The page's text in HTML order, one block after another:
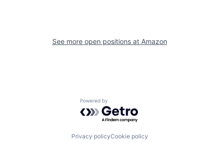
See more open positions at Amazon
Powered by Getro.com
Privacy policyCookie policy